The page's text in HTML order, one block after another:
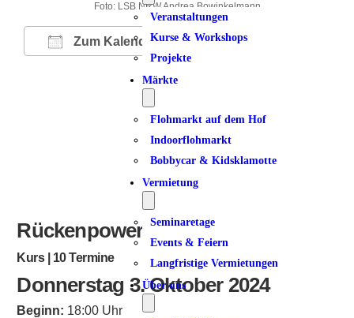
Veranstaltungen
Kurse & Workshops
Projekte
Märkte
Flohmarkt auf dem Hof
Indoorflohmarkt
Bobbycar & Kidsklamotte
Vermietung
Seminaretage
Events & Feiern
Langfristige Vermietungen
Über uns
Foto: LSB NRW Andrea Bowinkelmann
Zum Kalender hinzufügen
ICS herunterladen
Google Kalender
iCalendarOffice 365
Rückenpower am Donnerstag
Kurs | 10 Termine
Donnerstag 3. Oktober 2024
Beginn: 18:00 Uhr